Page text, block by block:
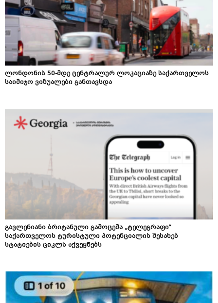
ლონდონის 50-მდე ცენტრალურ ლოკაციაზე საქართველოს
საიმიჯო ვიზუალები განთავსდა
გავლენიანი ბრიტანული გამოცემა „ტელეგრაფი“
საქართველოს ტურისტული პოტენციალის შესახებ
სტატიების ციკლს აქვეყნებს